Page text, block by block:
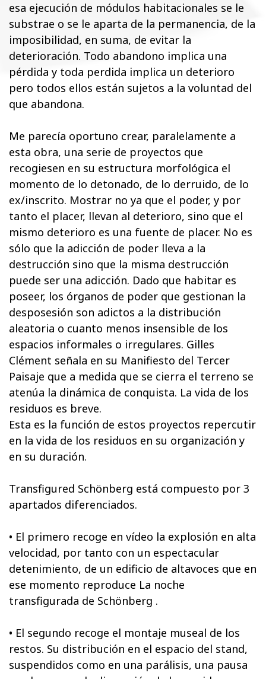
esa ejecución de módulos habitacionales se le
substrae o se le aparta de la permanencia, de la
imposibilidad, en suma, de evitar la
deterioración. Todo abandono implica una
pérdida y toda perdida implica un deterioro
pero todos ellos están sujetos a la voluntad del
que abandona.
Me parecía oportuno crear, paralelamente a
esta obra, una serie de proyectos que
recogiesen en su estructura morfológica el
momento de lo detonado, de lo derruido, de lo
ex/inscrito. Mostrar no ya que el poder, y por
tanto el placer, llevan al deterioro, sino que el
mismo deterioro es una fuente de placer. No es
sólo que la adicción de poder lleva a la
destrucción sino que la misma destrucción
puede ser una adicción. Dado que habitar es
poseer, los órganos de poder que gestionan la
desposesión son adictos a la distribución
aleatoria o cuanto menos insensible de los
espacios informales o irregulares. Gilles
Clément señala en su Manifiesto del Tercer
Paisaje que a medida que se cierra el terreno se
atenúa la dinámica de conquista. La vida de los
residuos es breve.
Esta es la función de estos proyectos repercutir
en la vida de los residuos en su organización y
en su duración.
Transfigured Schönberg está compuesto por 3
apartados diferenciados.
• El primero recoge en vídeo la explosión en alta
velocidad, por tanto con un espectacular
detenimiento, de un edificio de altavoces que en
ese momento reproduce La noche
transfigurada de Schönberg .
• El segundo recoge el montaje museal de los
restos. Su distribución en el espacio del stand,
suspendidos como en una parálisis, una pausa